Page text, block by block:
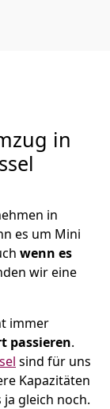
in
in
es um Mini
wenn es
wir eine
immer
passieren.
sind für uns
Kapazitäten
gleich noch.